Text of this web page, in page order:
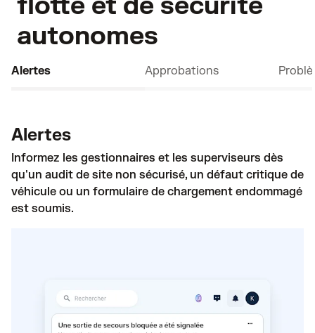
autonomes
Alertes Approbations
Alertes
Informez les gestionnaires et les superviseurs dès
qu'un audit de site non sécurisé, un défaut critique de
véhicule ou un formulaire de chargement endommagé
est soumis.